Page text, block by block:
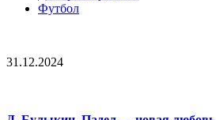
Футбол
31.12.2024